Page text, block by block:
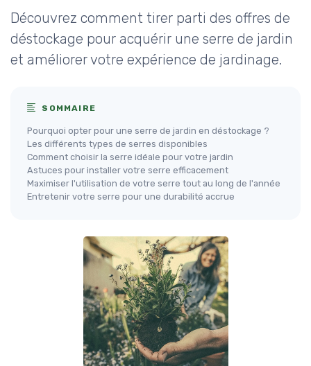
Découvrez comment tirer parti des offres de
déstockage pour acquérir une serre de jardin
et améliorer votre expérience de jardinage.
SOMMAIRE
Pourquoi opter pour une serre de jardin en déstockage ?
Les différents types de serres disponibles
Comment choisir la serre idéale pour votre jardin
Astuces pour installer votre serre efficacement
Maximiser l'utilisation de votre serre tout au long de l'année
Entretenir votre serre pour une durabilité accrue